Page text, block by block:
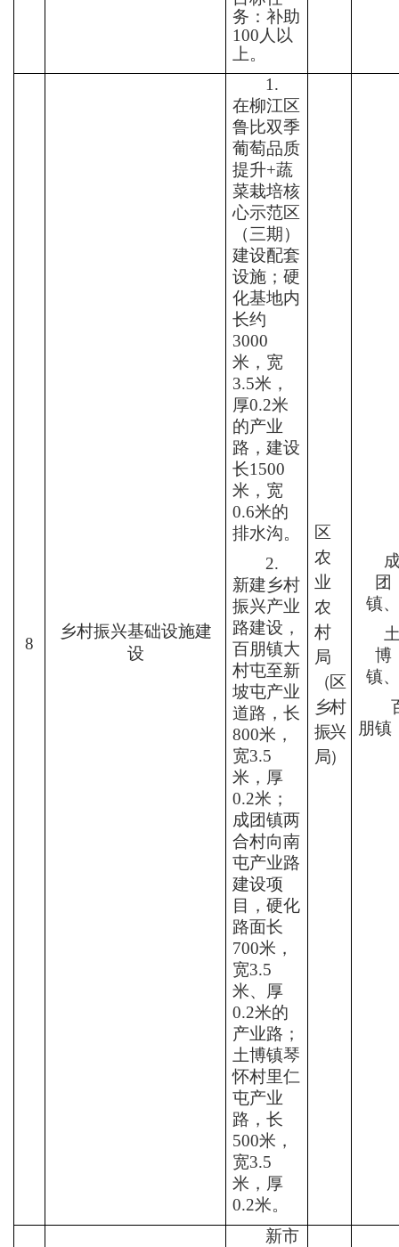
务：补助
100 人以
上。
8
乡村振兴基础设施建
设
1.
在柳江区
鲁比双季
葡萄品质
提升+蔬
菜栽培核
心示范区
（三期）
建设配套
设施；硬
化基地内
长约
3000
米 ，宽
3.5米，
厚0.2米
的产业
路，建设
长1500
米 ，宽
0.6米的
排水沟。
2.
新建乡村
振兴产业
路建设，
百朋镇大
村屯至新
坡屯产业
道路，长
800米，
宽3.5
米，厚
0.2米 ；
成团镇两
合村向南
屯产业路
建设项
目，硬化
路面长
700米，
宽3.5
米、厚
0.2米的
产业路；
土博镇琴
怀村里仁
屯产业
路，长
500米，
宽3.5
米，厚
0.2米。
区
农
业
农
村
局
（区
乡村
振兴
局）
团
镇、
博
镇、
朋镇
新市